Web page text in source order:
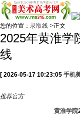
您的位置： 录取线->正文
2025年黄淮学
线
[ 2026-05-17 10:23:05 手机
推荐官方
黄淮学院